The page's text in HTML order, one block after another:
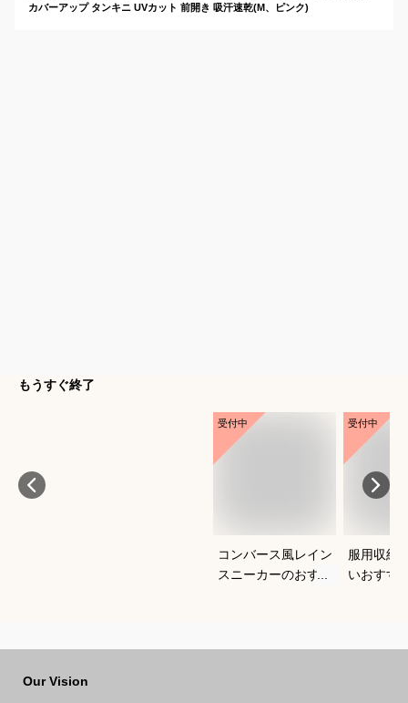
カバーアップ タンキニ UVカット 前開き 吸汗速乾(M、ピンク)
もうすぐ終了
受付中
コンバース風レイン
スニーカーのおすす
受付中
服用収納
いおすす
Our Vision